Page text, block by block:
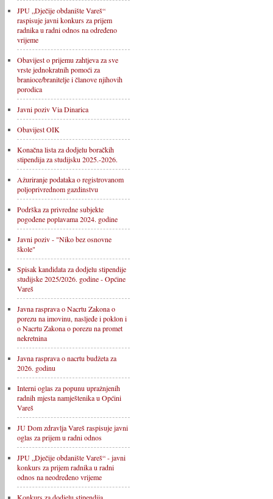
JPU „Dječije obdanište Vareš“
raspisuje javni konkurs za prijem
radnika u radni odnos na određeno
vrijeme
Obavijest o prijemu zahtjeva za sve
vrste jednokratnih pomoći za
branioce/branitelje i članove njihovih
porodica
Javni poziv Via Dinarica
Obavijest OIK
Konačna lista za dodjelu boračkih
stipendija za studijsku 2025.-2026.
Ažuriranje podataka o registrovanom
poljoprivrednom gazdinstvu
Podrška za privredne subjekte
pogođene poplavama 2024. godine
Javni poziv - "Niko bez osnovne
škole"
Spisak kandidata za dodjelu stipendije
studijske 2025/2026. godine - Općine
Vareš
Javna rasprava o Nacrtu Zakona o
porezu na imovinu, nasljeđe i poklon i
o Nacrtu Zakona o porezu na promet
nekretnina
Javna rasprava o nacrtu budžeta za
2026. godinu
Interni oglas za popunu upražnjenih
radnih mjesta namještenika u Općini
Vareš
JU Dom zdravlja Vareš raspisuje javni
oglas za prijem u radni odnos
JPU „Dječije obdanište Vareš“ - javni
konkurs za prijem radnika u radni
odnos na neodređeno vrijeme